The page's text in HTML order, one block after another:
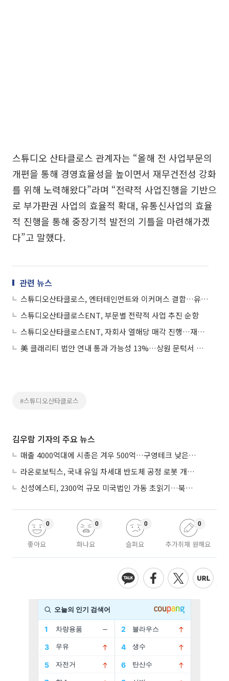
스튜디오 산타클로스 관계자는 “올해 전 사업부문의
개편을 통해 경영효율성을 높이면서 재무건전성 강화
를 위해 노력해왔다”라며 “전략적 사업진행을 기반으
로 부가판권 사업의 효율적 확대, 유통신사업의 효율
적 진행을 통해 중장기적 발전의 기틀을 마련해가겠
다”고 말했다.
관련 뉴스
스튜디오산타클로스, 엔터테인먼트와 이커머스 결합…유통신사업 시작
스튜디오산타클로스ENT, 부문별 전략적 사업 추진 순항
스튜디오산타클로스ENT, 자회사 열해당 매각 진행…재무구조 개선
美 클래리티 법안 연내 통과 가능성 13%…상원 문턱서 제동
#스튜디오산타클로스
김우람 기자의 주요 뉴스
매출 4000억대에 시총은 겨우 500억…구영테크 낮은 몸값에 저가 승계 마무리
라온로보틱스, 국내 유일 차세대 반도체 공정 로봇 개발 ‘고객사 테스트 진행’
신성에스티, 2300억 규모 미국법인 가동 초읽기…북미 ESS 공략 본격화
좋아요
0
화나요
0
슬퍼요
0
추가취재 원해요
0